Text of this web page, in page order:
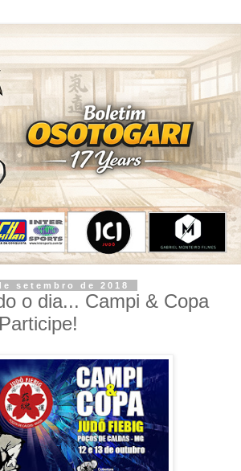
setembro de 2018
o dia... Campi & Copa